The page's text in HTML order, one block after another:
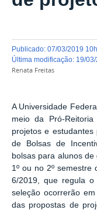
publicado: 07/03/2019
última modificação: 19/
Renata Freitas
A Universidade
meio da Pró-
projetos e estudantes
de Bolsas de
bolsas para alunos
1º ou no 2º semestre
6/2019, que regula o
seleção ocorrerão
das propostas de